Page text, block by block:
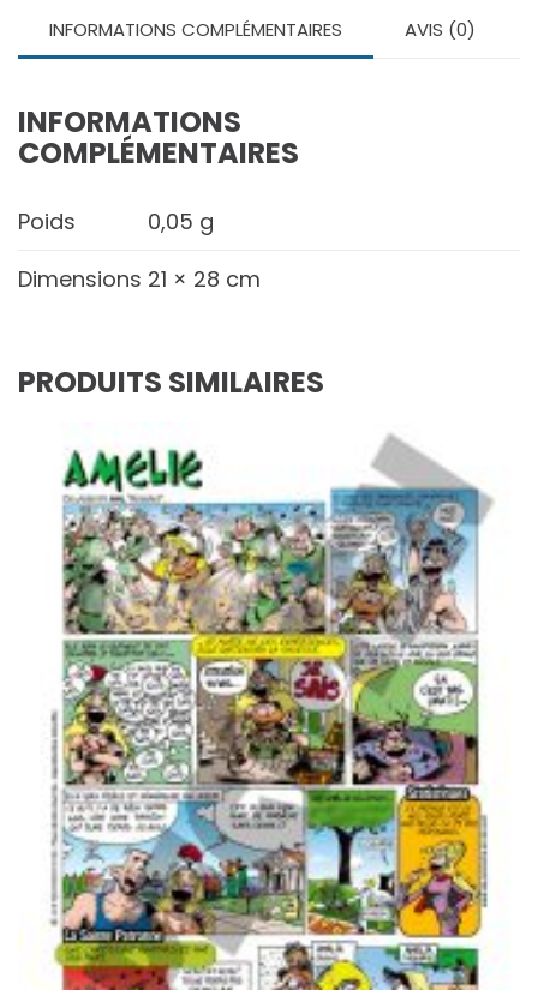
INFORMATIONS COMPLÉMENTAIRES AVIS (0)
INFORMATIONS
COMPLÉMENTAIRES
Poids
0,05 g
Dimensions 21 × 28 cm
PRODUITS SIMILAIRES